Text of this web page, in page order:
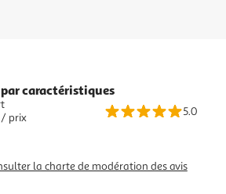
caractéristiques
prix
5.0
la charte de modération des avis